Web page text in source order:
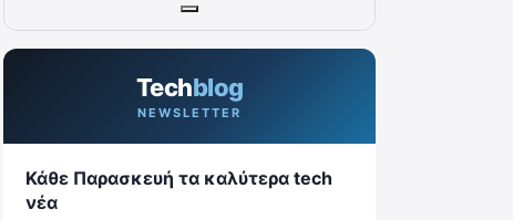
Techblog
NEWSLETTER
Κάθε Παρασκευή τα καλύτερα tech
νέα